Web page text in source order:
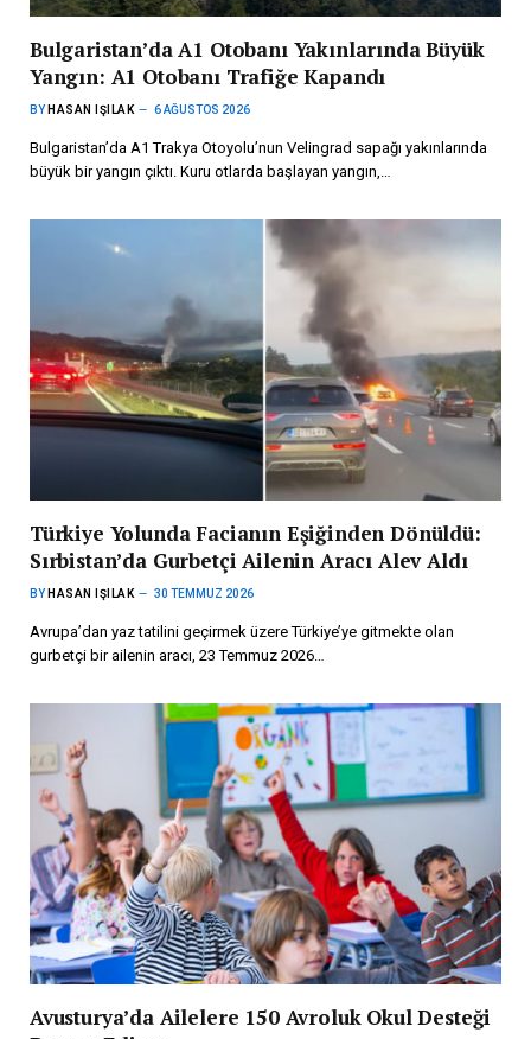
Bulgaristan’da A1 Otobanı Yakınlarında Büyük
Yangın: A1 Otobanı Trafiğe Kapandı
BY HASAN IŞILAK 6 AĞUSTOS 2026
Bulgaristan’da A1 Trakya Otoyolu’nun Velingrad sapağı yakınlarında
büyük bir yangın çıktı. Kuru otlarda başlayan yangın,…
Türkiye Yolunda Facianın Eşiğinden Dönüldü:
Sırbistan’da Gurbetçi Ailenin Aracı Alev Aldı
BY HASAN IŞILAK 30 TEMMUZ 2026
Avrupa’dan yaz tatilini geçirmek üzere Türkiye’ye gitmekte olan
gurbetçi bir ailenin aracı, 23 Temmuz 2026…
Avusturya’da Ailelere 150 Avroluk Okul Desteği